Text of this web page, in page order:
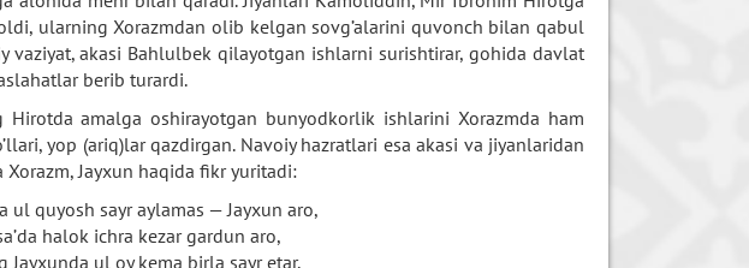
ularning Xorazmdan olib kelgan sovg’alarini quvonch bilan qabul
vaziyat, akasi Bahlulbek qilayotgan ishlarni surishtirar, gohida davlat
berib turardi.
amalga oshirayotgan bunyodkorlik ishlarini Xorazmda ham
yop (ariq)lar qazdirgan. Navoiy hazratlari esa akasi va jiyanlaridan
Jayxun haqida fikr yuritadi:
ul quyosh sayr aylamas — Jayxun aro,
halok ichra kezar gardun aro,
Jayxunda ul oy kema birla sayr etar,